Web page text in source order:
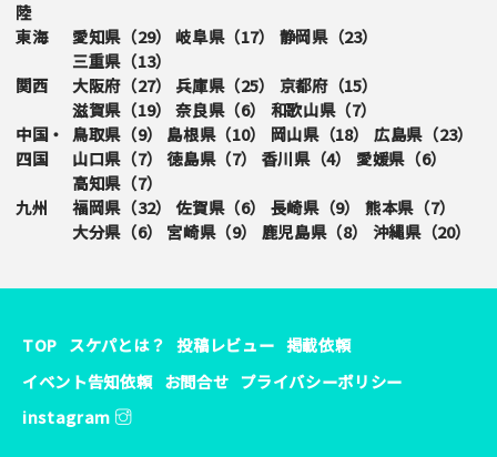
陸
東海 愛知県（29） 岐阜県（17） 静岡県（23）
三重県（13）
関西
大阪府（27） 兵庫県（25） 京都府（15）
滋賀県（19） 奈良県（6） 和歌山県（7）
中国・
四国
鳥取県（9） 島根県（10） 岡山県（18） 広島県（23）
山口県（7） 徳島県（7） 香川県（4） 愛媛県（6）
高知県（7）
九州
福岡県（32） 佐賀県（6） 長崎県（9） 熊本県（7）
大分県（6） 宮崎県（9） 鹿児島県（8） 沖縄県（20）
TOP スケパとは？ 投稿レビュー 掲載依頼
イベント告知依頼 お問合せ プライバシーポリシー
instagram